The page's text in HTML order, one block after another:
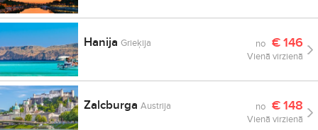
HanijaGrieķija no €146
Vienā virzienā
ZalcburgaAustrija no €148
Vienā virzienā